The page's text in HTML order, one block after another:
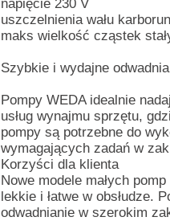
napięcie 230 V
uszczelnienia wału
maks wielkość cząstek
Szybkie i wydajne
Pompy WEDA idealnie
usług wynajmu sprzętu,
pompy są potrzebne do
wymagających zadań w
Korzyści dla klienta
Nowe modele małych
lekkie i łatwe w obsłudze.
odwadnianie w szerokim